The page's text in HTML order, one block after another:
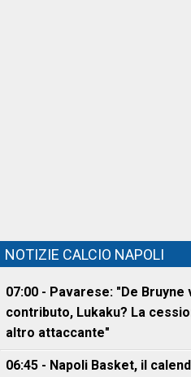
NOTIZIE CALCIO NAPOLI
07:00 - Pavarese: "De Bruyne
contributo, Lukaku? La
altro attaccante"
06:45 - Napoli Basket, il